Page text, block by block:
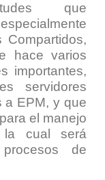
que
hace varios
importantes,
servidores
a EPM, y que
el manejo
la cual será
de